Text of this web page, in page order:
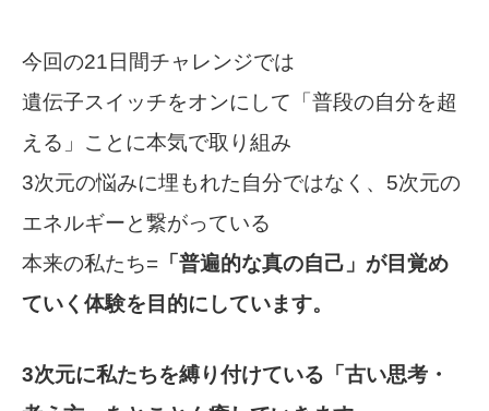
今回の21日間チャレンジでは
遺伝子スイッチをオンにして「普段の自分を超
える」ことに本気で取り組み
3次元の悩みに埋もれた自分ではなく、5次元の
エネルギーと繋がっている
本来の私たち= 「普遍的な真の自己」が目覚め
ていく体験を目的にしています。
3次元に私たちを縛り付けている「古い思考・